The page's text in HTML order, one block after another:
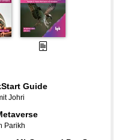
Guide
Johri
Parikh